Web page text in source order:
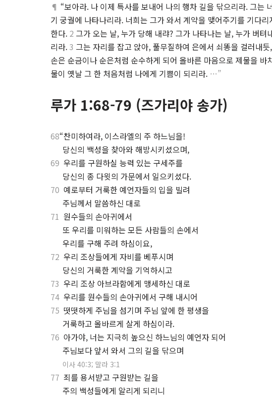
¶ “보아라. 나 이제 특사를 보내어 나의 행차 길을 닦으리라. 그는
기 궁궐에 나타나리라. 너희는 그가 와서 계약을 맺어주기를 기다
한다. 2 그가 오는 날, 누가 당해 내랴? 그가 나타나는 날, 누가 버
리라.3 그는 자리를 잡고 앉아, 풀무질하여 은에서 쇠똥을 걸러내
손은 순금이나 순은처럼 순수하게 되어 올바른 마음으로 제물을 바
물이 옛날 그 한 처음처럼 나에게 기쁨이 되리라. …”
루가 1:68-79 (즈가리야 송가)
68“찬미하여라, 이스라엘의 주 하느님을!
당신의 백성을 찾아와 해방시키셨으며,
69 우리를 구원하실 능력 있는 구세주를
당신의 종 다윗의 가문에서 일으키셨다.
70 예로부터 거룩한 예언자들의 입을 빌려
주님께서 말씀하신 대로
71 원수들의 손아귀에서
또 우리를 미워하는 모든 사람들의 손에서
우리를 구해 주려 하심이요,
72 우리 조상들에게 자비를 베푸시며
당신의 거룩한 계약을 기억하시고
73 우리 조상 아브라함에게 맹세하신 대로
74 우리를 원수들의 손아귀에서 구해 내시어
75 떳떳하게 주님을 섬기며 주님 앞에 한 평생을
거룩하고 올바르게 살게 하심이라.
76 아가야, 너는 지극히 높으신 하느님의 예언자 되어
주님보다 앞서 와서 그의 길을 닦으며
이사 40:3; 말라 3:1
77 죄를 용서받고 구원받는 길을
주의 백성들에게 알리게 되리니